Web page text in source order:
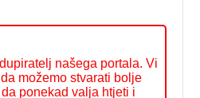
našega portala. Vi
možemo stvarati bolje
ponekad valja htjeti i